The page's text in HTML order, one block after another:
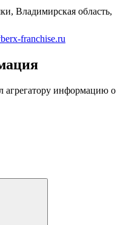
Владимирская область,
franchise.ru
агрегатору информацию о